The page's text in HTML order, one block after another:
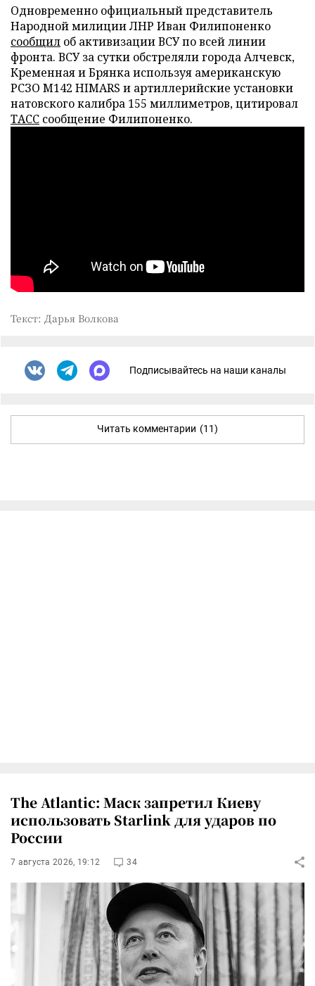
Одновременно официальный представитель
Народной милиции ЛНР Иван Филипоненко
сообщил об активизации ВСУ по всей линии
фронта. ВСУ за сутки обстреляли города Алчевск,
Кременная и Брянка используя американскую
РСЗО M142 HIMARS и артиллерийские установки
натовского калибра 155 миллиметров, цитировал
ТАСС сообщение Филипоненко.
Текст: Дарья Волкова
Подписывайтесь на наши каналы
Читать комментарии (11)
The Atlantic: Маск запретил Киеву
использовать Starlink для ударов по
России
7 августа 2026, 19:12 34